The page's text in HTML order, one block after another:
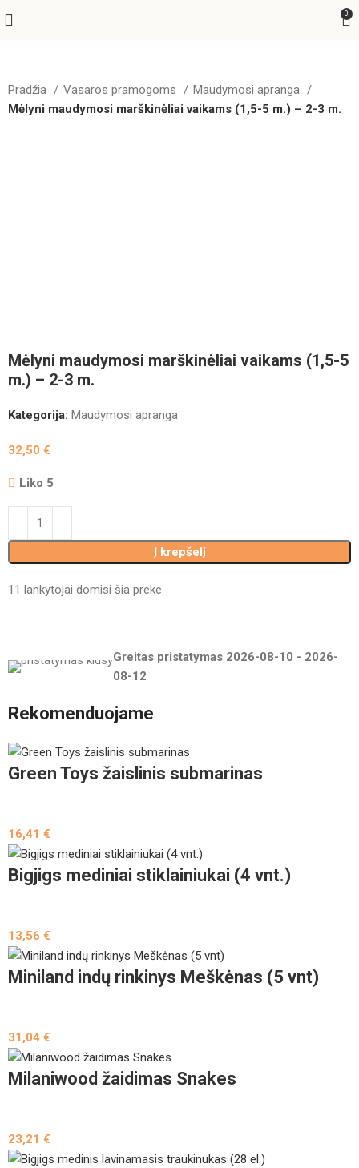
0
Pradžia Vasaros pramogoms
Maudymosi apranga
Mėlyni maudymosi marškinėliai vaikams (1,5-5 m.) – 2-3 m.
Mėlyni maudymosi marškinėliai vaikams (1,5-5
m.) – 2-3 m.
Kategorija: Maudymosi apranga
32,50€
Liko 5
Į krepšelį
11 lankytojai domisi šia preke
Greitas pristatymas 2026-08-10 - 2026-
08-12
Rekomenduojame
Green Toys žaislinis submarinas
16,41€
Bigjigs mediniai stiklainiukai (4 vnt.)
13,56€
Miniland indų rinkinys Meškėnas (5 vnt)
31,04€
Milaniwood žaidimas Snakes
23,21€